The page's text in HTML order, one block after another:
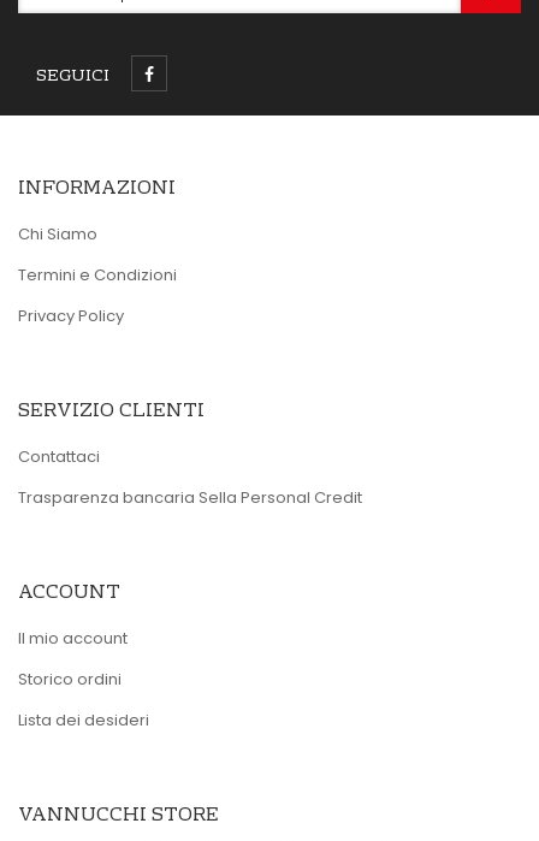
SEGUICI
INFORMAZIONI
Chi Siamo
Termini e Condizioni
Privacy Policy
SERVIZIO CLIENTI
Contattaci
Trasparenza bancaria Sella Personal Credit
ACCOUNT
Il mio account
Storico ordini
Lista dei desideri
VANNUCCHI STORE